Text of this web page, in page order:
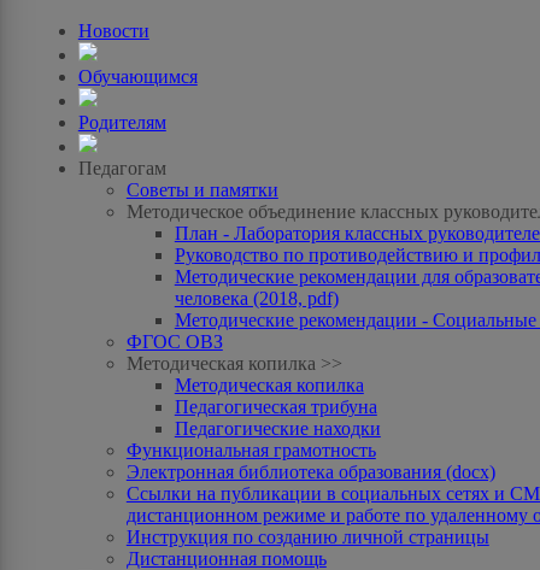
Новости
Обучающимся
Родителям
Педагогам
Советы и памятки
Методическое объединение классных
План - Лаборатория классных
Руководство по противодействию и
Методические рекомендации для
человека (2018, pdf)
Методические рекомендации -
ФГОС ОВЗ
Методическая копилка >>
Методическая копилка
Педагогическая трибуна
Педагогические находки
Функциональная грамотность
Электронная библиотека образования (docx)
Ссылки на публикации в социальных сетях и
дистанционном режиме и работе по удаленному
Инструкция по созданию личной страницы
Дистанционная помощь